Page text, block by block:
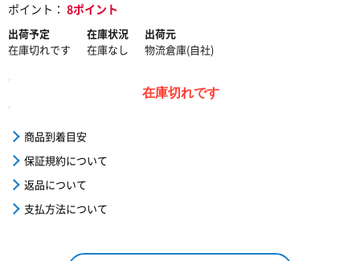
ポイント： 8ポイント
出荷予定
在庫切れです
在庫状況
在庫なし
出荷元
物流倉庫(自社)
在庫切れです
商品到着目安
保証規約について
返品について
支払方法について